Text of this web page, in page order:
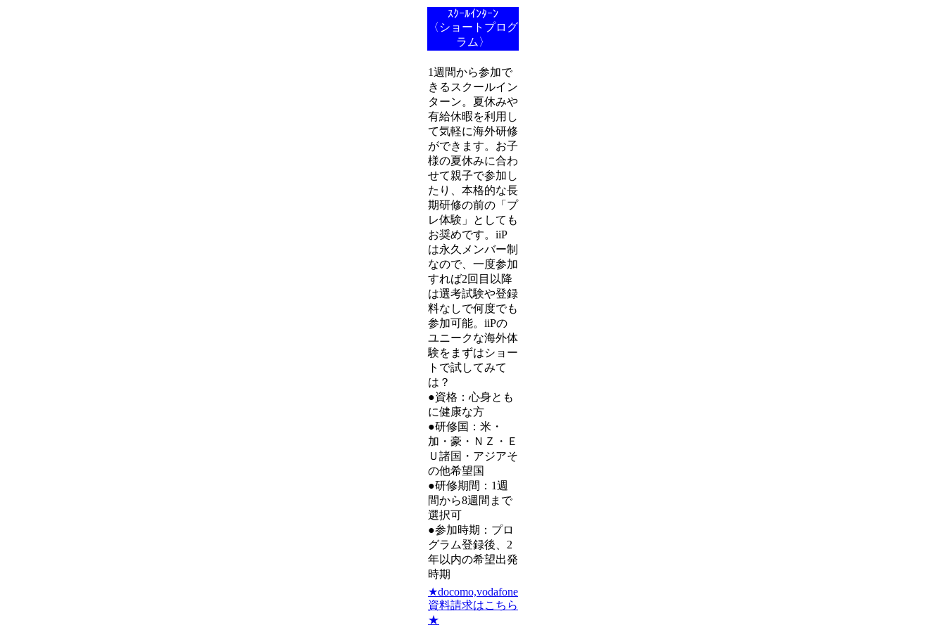
ｽｸｰﾙｲﾝﾀｰﾝ
〈ショートプログ
ラム〉
1週間から参加で
きるスクールイン
ターン。夏休みや
有給休暇を利用し
て気軽に海外研修
ができます。お子
様の夏休みに合わ
せて親子で参加し
たり、本格的な長
期研修の前の「プ
レ体験」としても
お奨めです。iiP
は永久メンバー制
なので、一度参加
すれば2回目以降
は選考試験や登録
料なしで何度でも
参加可能。iiPの
ユニークな海外体
験をまずはショー
トで試してみて
は？
●資格：心身とも
に健康な方
●研修国：米・
加・豪・ＮＺ・Ｅ
Ｕ諸国・アジアそ
の他希望国
●研修期間：1週
間から8週間まで
選択可
●参加時期：プロ
グラム登録後、2
年以内の希望出発
時期
★docomo,vodafone
資料請求はこちら
★